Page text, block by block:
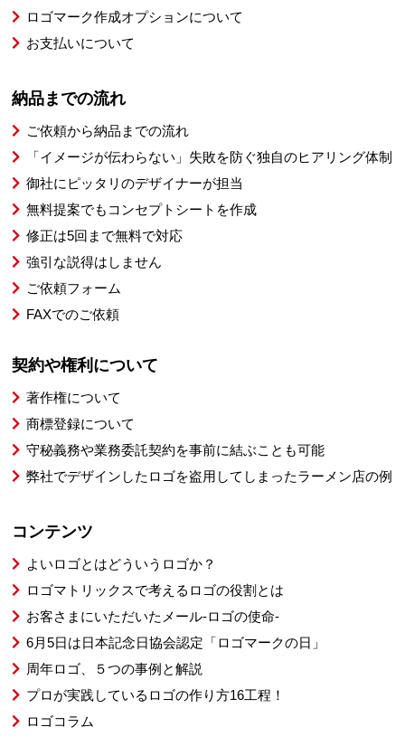
ロゴマーク作成オプションについて
お支払いについて
納品までの流れ
ご依頼から納品までの流れ
「イメージが伝わらない」失敗を防ぐ独自のヒアリング体制
御社にピッタリのデザイナーが担当
無料提案でもコンセプトシートを作成
修正は5回まで無料で対応
強引な説得はしません
ご依頼フォーム
FAXでのご依頼
契約や権利について
著作権について
商標登録について
守秘義務や業務委託契約を事前に結ぶことも可能
弊社でデザインしたロゴを盗用してしまったラーメン店の例
コンテンツ
よいロゴとはどういうロゴか？
ロゴマトリックスで考えるロゴの役割とは
お客さまにいただいたメール-ロゴの使命-
6月5日は日本記念日協会認定「ロゴマークの日」
周年ロゴ、５つの事例と解説
プロが実践しているロゴの作り方16工程！
ロゴコラム